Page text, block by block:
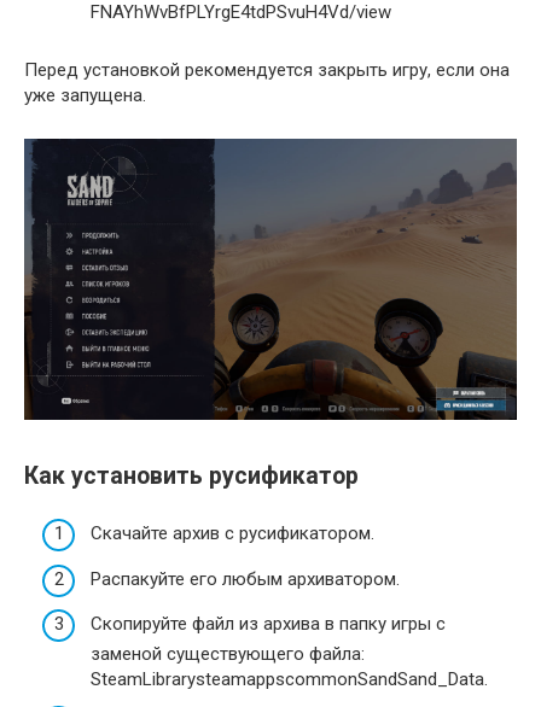
FNAYhWvBfPLYrgE4tdPSvuH4Vd/view
Перед установкой рекомендуется закрыть игру, если она
уже запущена.
Как установить русификатор
Скачайте архив с русификатором.
Распакуйте его любым архиватором.
Скопируйте файл из архива в папку игры с
заменой существующего файла:
SteamLibrarysteamappscommonSandSand_Data.